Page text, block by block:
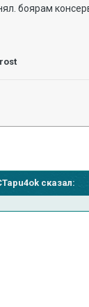
боярам
сказал: